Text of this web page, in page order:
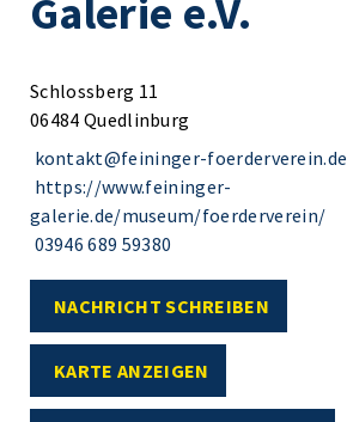
Galerie e.V.
Schlossberg 11
06484 Quedlinburg
kontakt@feininger-foerderverein.de
https://www.feininger-
galerie.de/museum/foerderverein/
03946 689 59380
NACHRICHT SCHREIBEN
KARTE ANZEIGEN